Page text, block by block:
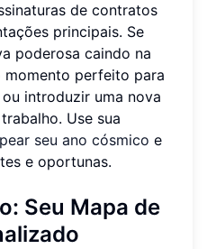
de contratos
principais. Se
poderosa caindo na
momento perfeito para
introduzir uma nova
Use sua
seu ano cósmico e
e oportunas.
Seu Mapa de